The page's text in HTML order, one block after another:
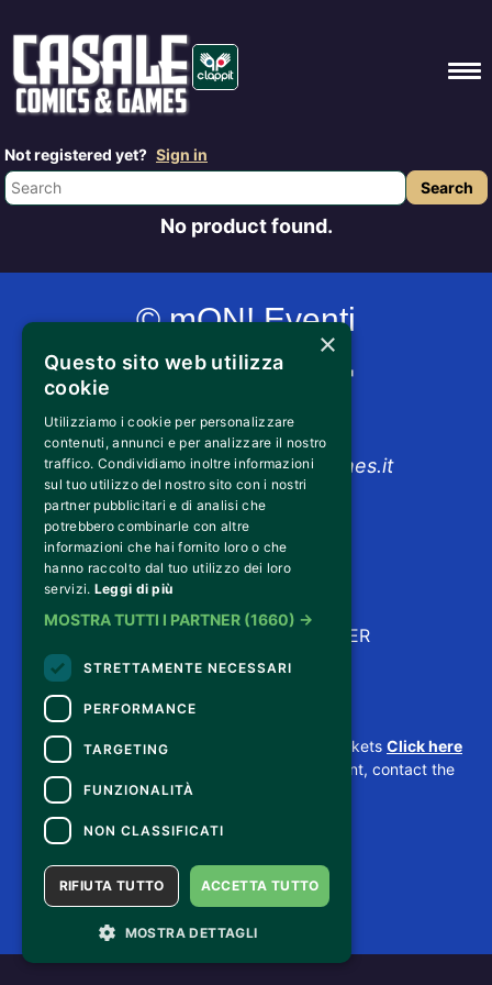
Not registered yet? Sign in
No product found.
© mON! Eventi
+39 352 024 6554
info@casalecomicsandgames.it
ISCRIVITI ALLA NEWSLETTER
CONTACTS
For information and support in purchasing tickets Click here
For information on the program and the event, contact the
×
Questo sito web utilizza
cookie
Utilizziamo i cookie per personalizzare
contenuti, annunci e per analizzare il nostro
traffico. Condividiamo inoltre informazioni
sul tuo utilizzo del nostro sito con i nostri
partner pubblicitari e di analisi che
potrebbero combinarle con altre
informazioni che hai fornito loro o che
hanno raccolto dal tuo utilizzo dei loro
servizi. Leggi di più
MOSTRA TUTTI I PARTNER (1660) →
STRETTAMENTE NECESSARI
PERFORMANCE
TARGETING
FUNZIONALITÀ
NON CLASSIFICATI
ACCETTA TUTTO
RIFIUTA TUTTO
MOSTRA DETTAGLI